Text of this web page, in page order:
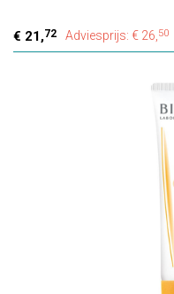
21,72 Adviesprijs: € 26, 50